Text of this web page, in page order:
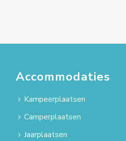
Accommodaties
Kampeerplaatsen
Camperplaatsen
Jaarplaatsen